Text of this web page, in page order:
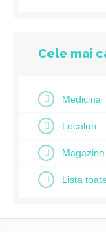
Cele mai
Medicina
Localuri
Magazine
Lista